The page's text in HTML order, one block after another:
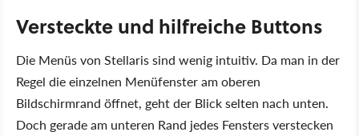
Versteckte und hilfreiche Buttons
Die Menüs von Stellaris sind wenig intuitiv. Da man in der
Regel die einzelnen Menüfenster am oberen
Bildschirmrand öffnet, geht der Blick selten nach unten.
Doch gerade am unteren Rand jedes Fensters verstecken